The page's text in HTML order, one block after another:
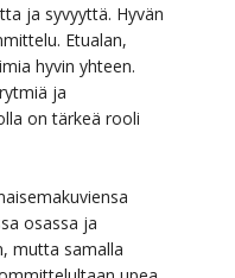
ja syvyyttä. Hyvän
Etualan,
hyvin yhteen.
ja
on tärkeä rooli
osassa ja
mutta samalla